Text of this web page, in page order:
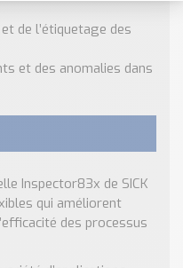
de l’étiquetage des
et des anomalies dans
Inspector83x de SICK
qui améliorent
des processus